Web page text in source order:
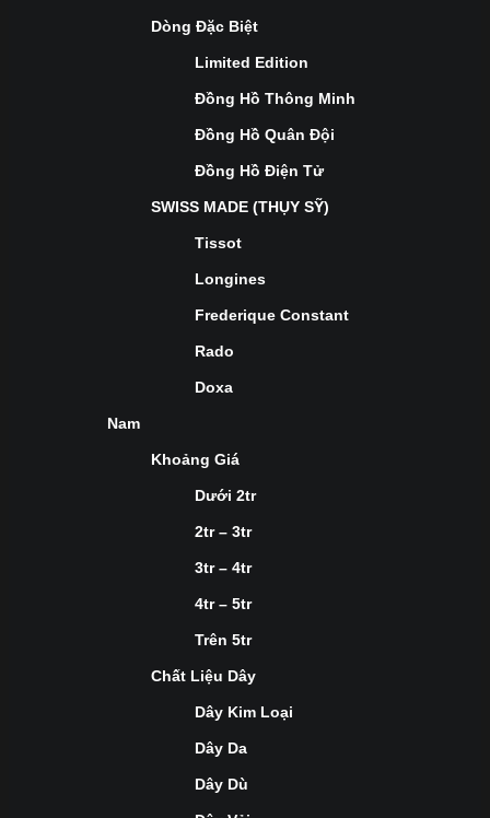
Dòng Đặc Biệt
Limited Edition
Đồng Hồ Thông Minh
Đồng Hồ Quân Đội
Đồng Hồ Điện Tử
SWISS MADE (THỤY SỸ)
Tissot
Longines
Frederique Constant
Rado
Doxa
Nam
Khoảng Giá
Dưới 2tr
2tr – 3tr
3tr – 4tr
4tr – 5tr
Trên 5tr
Chất Liệu Dây
Dây Kim Loại
Dây Da
Dây Dù